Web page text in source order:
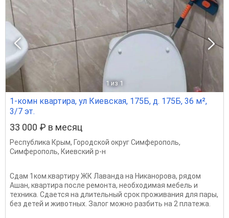
1 из 1
1-комн квартира, ул Киевская, 175Б, д. 175Б, 36 м²,
3/7 эт.
33 000 ₽ в месяц
Республика Крым, Городской округ Симферополь,
Симферополь, Киевский р-н
Сдам 1ком.квартиру ЖК Лаванда на Никанорова, рядом
Ашан, квартира после ремонта, необходимая мебель и
техника. Сдается на длительный срок проживания для пары,
без детей и животных. Залог можно разбить на 2 платежа.